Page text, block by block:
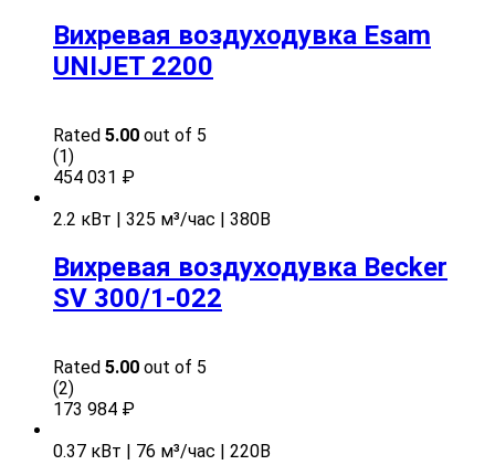
Вихревая воздуходувка Esam
UNIJET 2200
Rated 5.00 out of 5
(1)
454 031 ₽
2.2 кВт | 325 м³/час | 380В
Вихревая воздуходувка Becker
SV 300/1-022
Rated 5.00 out of 5
(2)
173 984 ₽
0.37 кВт | 76 м³/час | 220В